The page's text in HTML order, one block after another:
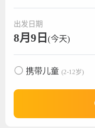
出发日期
8月9日 (今天)
携带儿童 (2-12岁)